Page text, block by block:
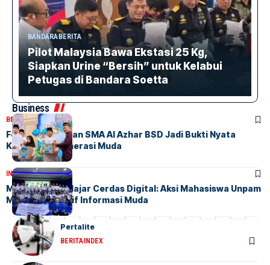
BANDARABERITA
Pilot Malaysia Bawa Ekstasi 25 Kg,
Siapkan Urine “Bersih” untuk Kelabui
Petugas di Bandara Soetta
Business
BERITAHOME
Festival Ramadan SMA Al Azhar BSD Jadi Bukti Nyata
Kepedulian Generasi Muda
INDEXOPINI
Membentuk Pelajar Cerdas Digital: Aksi Mahasiswa Unpam
Melatih Detektif Informasi Muda
Pertalite
BERITAINDEX